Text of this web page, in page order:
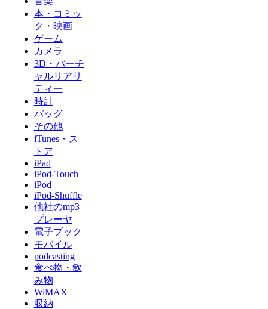
本・コミッ
ク・映画
ゲーム
カメラ
3D・バーチ
ャルリアリ
ティー
時計
バッグ
その他
iTunes・ス
トア
iPad
iPod-Touch
iPod
iPod-Shuffle
他社のmp3
プレーヤ
電子ブック
モバイル
podcasting
食べ物・飲
み物
WiMAX
収納